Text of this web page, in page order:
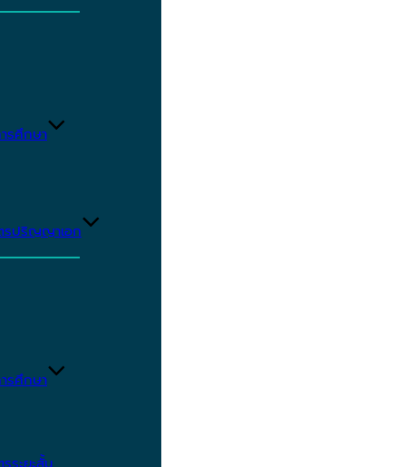
รศึกษา
รปริญญาเอก
รศึกษา